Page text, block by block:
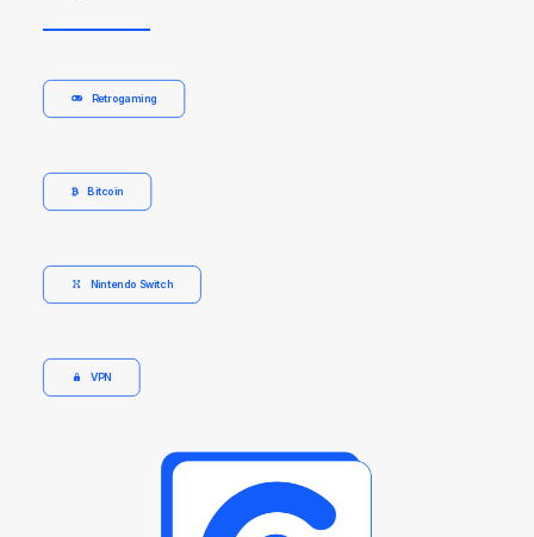
Retrogaming
Bitcoin
Nintendo Switch
VPN